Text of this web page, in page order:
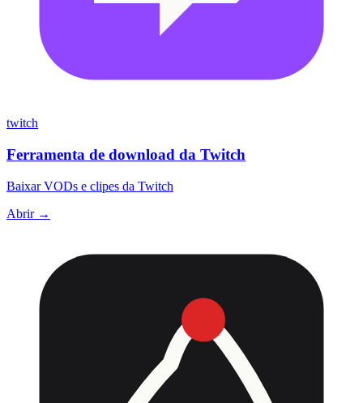
twitch
Ferramenta de download da Twitch
Baixar VODs e clipes da Twitch
Abrir →